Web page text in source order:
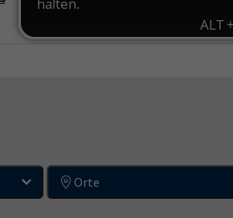
Orte